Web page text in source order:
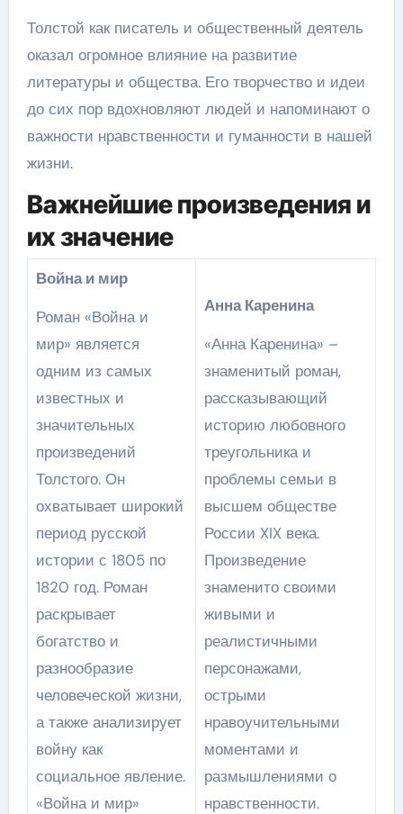
Толстой как писатель и общественный деятель
оказал огромное влияние на развитие
литературы и общества. Его творчество и идеи
до сих пор вдохновляют людей и напоминают о
важности нравственности и гуманности в нашей
жизни.
Важнейшие произведения и
их значение
Война и мир
Роман «Война и
мир» является
одним из самых
известных и
значительных
произведений
Толстого. Он
охватывает широкий
период русской
истории с 1805 по
1820 год. Роман
раскрывает
богатство и
разнообразие
человеческой жизни,
а также анализирует
войну как
социальное явление.
«Война и мир»
Анна Каренина
«Анна Каренина» –
знаменитый роман,
рассказывающий
историю любовного
треугольника и
проблемы семьи в
высшем обществе
России XIX века.
Произведение
знаменито своими
живыми и
реалистичными
персонажами,
острыми
нравоучительными
моментами и
размышлениями о
нравственности.